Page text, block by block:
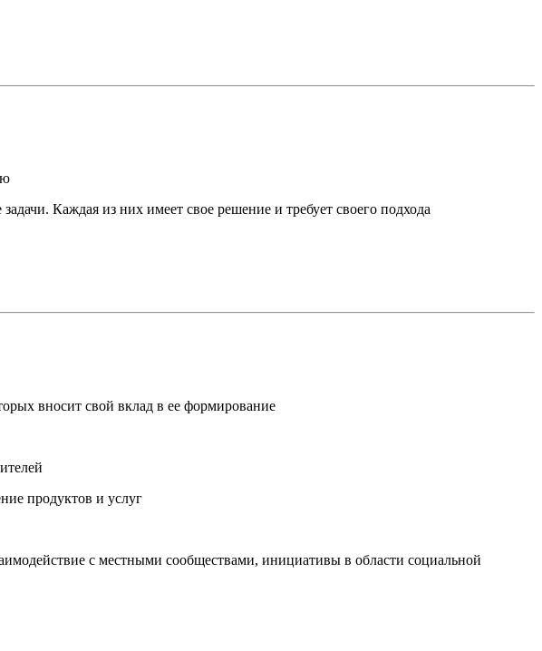
Каждая из них имеет свое решение и требует своего подхода
вносит свой вклад в ее формирование
продуктов и услуг
с местными сообществами, инициативы в области социальной